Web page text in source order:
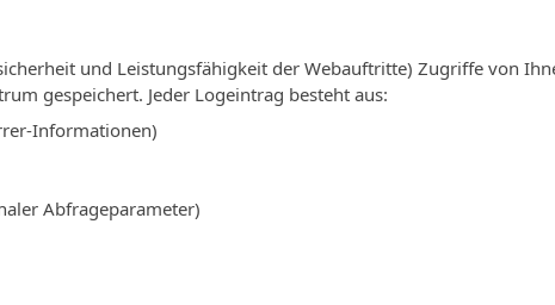
und Leistungsfähigkeit der Webauftritte) Zugriffe von
gespeichert. Jeder Logeintrag besteht aus:
Informationen)
Abfrageparameter)